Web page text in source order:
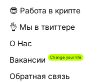
😎 Работа в крипте
👌 Мы в твиттере
О Нас
Вакансии
Обратная связь